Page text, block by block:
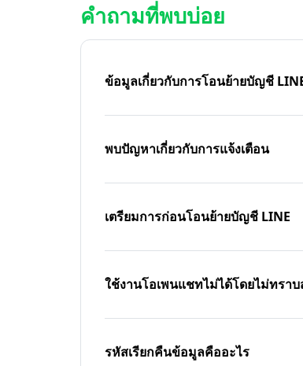
คำถามที่พบบ่อย
ข้อมูลเกี่ยวกับการโอนย้ายบัญชี
พบปัญหาเกี่ยวกับการแจ้งเตือน
เตรียมการก่อนโอนย้ายบัญชี LINE
ใช้งานโอเพนแชทไม่ได้โดยไม่ทราบ
รหัสเรียกคืนข้อมูลคืออะไร